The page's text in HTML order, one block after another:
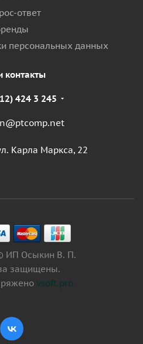
ответ
персональных данных
контакты
424 3 245
Карла Маркса, 22
ИП Осыкин В. П.
защищены.
vsoft.pro